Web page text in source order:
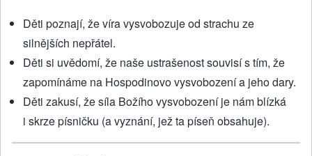
Děti poznají, že víra vysvobozuje od strachu ze
silnějších nepřátel.
Děti si uvědomí, že naše ustrašenost souvisí s tím, že
zapomínáme na Hospodinovo vysvobození a jeho dary.
Děti zakusí, že síla Božího vysvobození je nám blízká
i skrze písničku (a vyznání, jež ta píseň obsahuje).